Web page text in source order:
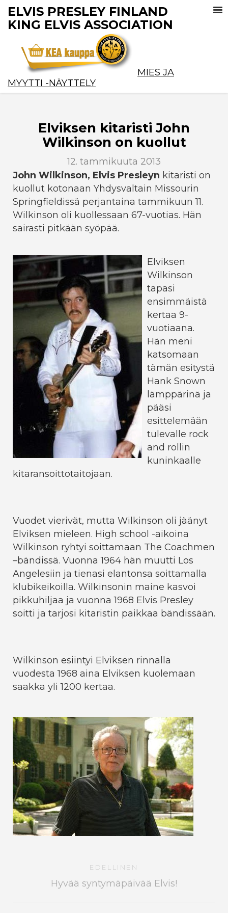
ELVIS PRESLEY FINLAND
KING ELVIS ASSOCIATION
MIES JA
MYYTTI -NÄYTTELY
Elviksen kitaristi John
Wilkinson on kuollut
12. tammikuuta 2013
John Wilkinson, Elvis Presleyn kitaristi on
kuollut kotonaan Yhdysvaltain Missourin
Springfieldissä perjantaina tammikuun 11.
Wilkinson oli kuollessaan 67-vuotias. Hän
sairasti pitkään syöpää.
Elviksen
Wilkinson
tapasi
ensimmäistä
kertaa 9-
vuotiaana.
Hän meni
katsomaan
tämän esitystä
Hank Snown
lämppärinä ja
pääsi
esittelemään
tulevalle rock
and rollin
kuninkaalle
kitaransoittotaitojaan.
Vuodet vierivät, mutta Wilkinson oli jäänyt
Elviksen mieleen. High school -aikoina
Wilkinson ryhtyi soittamaan The Coachmen
–bändissä. Vuonna 1964 hän muutti Los
Angelesiin ja tienasi elantonsa soittamalla
klubikeikoilla. Wilkinsonin maine kasvoi
pikkuhiljaa ja vuonna 1968 Elvis Presley
soitti ja tarjosi kitaristin paikkaa bändissään.
Wilkinson esiintyi Elviksen rinnalla
vuodesta 1968 aina Elviksen kuolemaan
saakka yli 1200 kertaa.
EDELLINEN
Hyvää syntymäpäivää Elvis!